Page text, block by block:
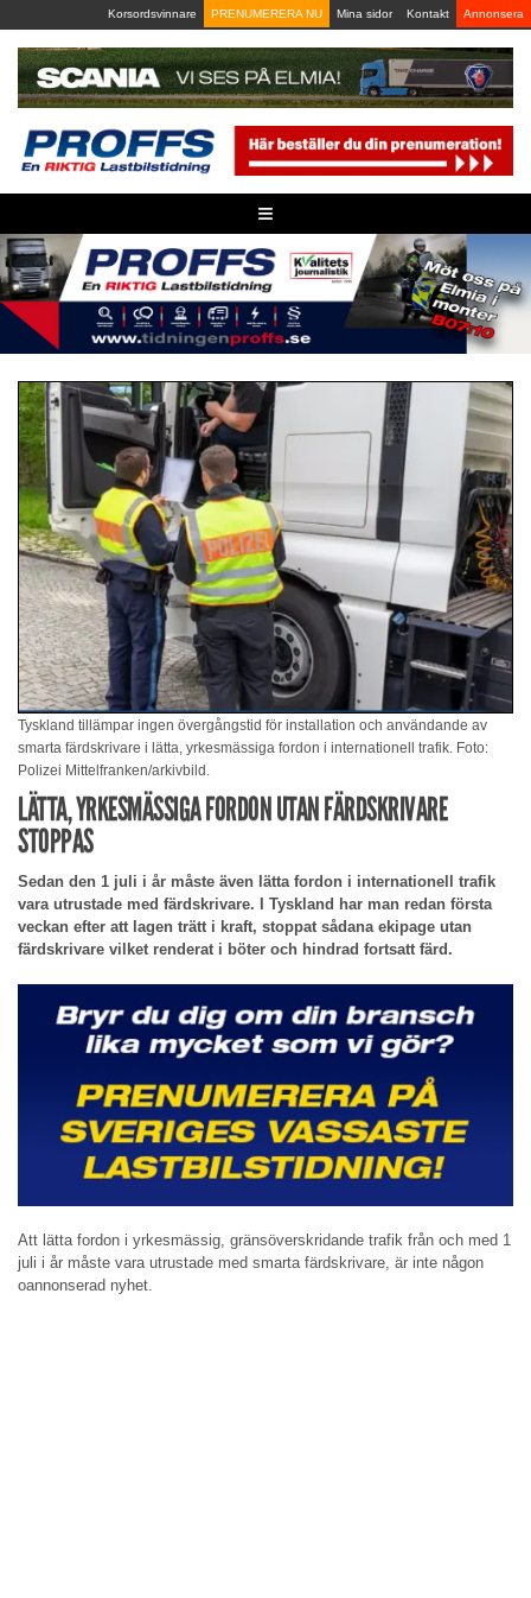
to
content
Korsordsvinnare PRENUMERERA NU Mina sidor Kontakt Annonsera
≡
Tyskland tillämpar ingen övergångstid för installation och användande av
smarta färdskrivare i lätta, yrkesmässiga fordon i internationell trafik. Foto:
Polizei Mittelfranken/arkivbild.
LÄTTA, YRKESMÄSSIGA FORDON UTAN FÄRDSKRIVARE
STOPPAS
Sedan den 1 juli i år måste även lätta fordon i internationell trafik
vara utrustade med färdskrivare. I Tyskland har man redan första
veckan efter att lagen trätt i kraft, stoppat sådana ekipage utan
färdskrivare vilket renderat i böter och hindrad fortsatt färd.
Att lätta fordon i yrkesmässig, gränsöverskridande trafik från och med 1
juli i år måste vara utrustade med smarta färdskrivare, är inte någon
oannonserad nyhet.